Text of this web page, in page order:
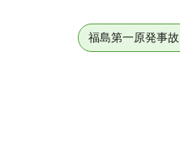
福島第一原発事